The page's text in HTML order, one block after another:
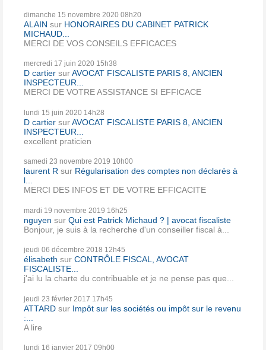
dimanche 15 novembre 2020 08h20
ALAIN sur HONORAIRES DU CABINET PATRICK
MICHAUD...
MERCI DE VOS CONSEILS EFFICACES
mercredi 17 juin 2020 15h38
D cartier surAVOCAT FISCALISTE PARIS 8, ANCIEN
INSPECTEUR...
MERCI DE VOTRE ASSISTANCE SI EFFICACE
lundi 15 juin 2020 14h28
D cartier surAVOCAT FISCALISTE PARIS 8, ANCIEN
INSPECTEUR...
excellent praticien
samedi 23 novembre 2019 10h00
laurent R sur Régularisation des comptes non déclarés à
l...
MERCI DES INFOS ET DE VOTRE EFFICACITE
mardi 19 novembre 2019 16h25
nguyen sur Qui est Patrick Michaud ? | avocat fiscaliste
Bonjour, je suis à la recherche d'un conseiller fiscal à...
jeudi 06 décembre 2018 12h45
élisabeth sur CONTRÔLE FISCAL, AVOCAT
FISCALISTE...
j'ai lu la charte du contribuable et je ne pense pas que...
jeudi 23 février 2017 17h45
ATTARD sur Impôt sur les sociétés ou impôt sur le revenu
:...
A lire
lundi 16 janvier 2017 09h00